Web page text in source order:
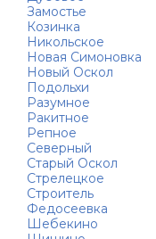
Замостье
Козинка
Никольское
Новая Симоновка
Новый Оскол
Подольхи
Разумное
Ракитное
Репное
Северный
Старый Оскол
Стрелецкое
Строитель
Федосеевка
Шебекино